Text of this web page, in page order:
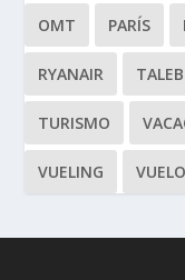
OMT PARÍS
RYANAIR
TURISMO
VUELING